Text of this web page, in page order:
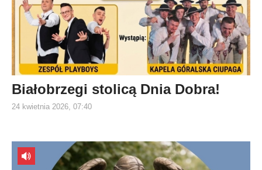
Białobrzegi stolicą Dnia Dobra!
24 kwietnia 2026, 07:40